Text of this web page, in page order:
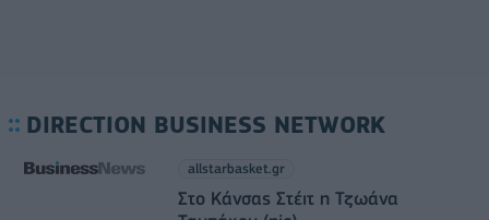
DIRECTION BUSINESS NETWORK
allstarbasket.gr
Στο Κάνσας Στέιτ η Τζωάνα